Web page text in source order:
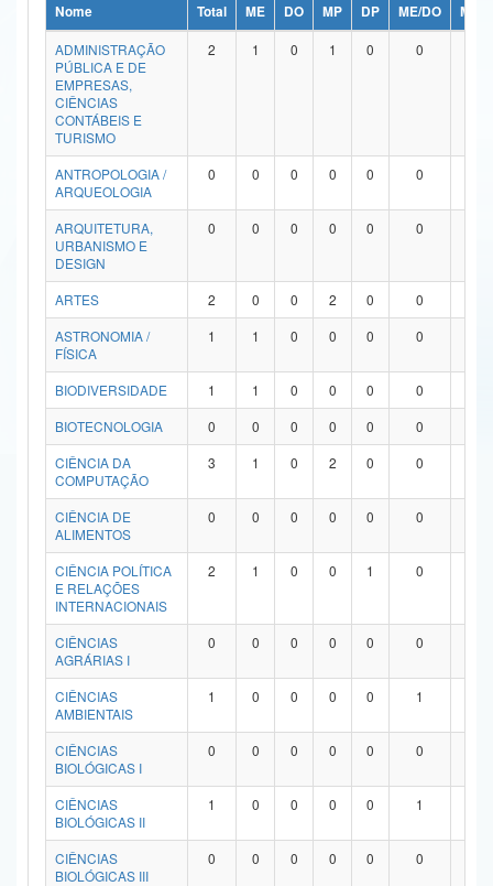
Ministério da Ciência, Tecnologia, Inovações e Comunicações
Ministério do Meio Ambiente
Ministério do Turismo
Ministério do Desenvolvimento Regional
Controladoria-Geral da União
Ministério da Mulher, da Família e dos Direitos Humanos
Secretaria de Governo
Advocacia-Geral da União
Banco Central do Brasil
Nome Total ME DO MP DP ME/DO
MP/
ADMINISTRAÇÃO
PÚBLICA E DE
EMPRESAS,
CIÊNCIAS
CONTÁBEIS E
TURISMO
2 1 0 1 0 0
ANTROPOLOGIA /
ARQUEOLOGIA
0 0 0 0 0 0
ARQUITETURA,
URBANISMO E
DESIGN
0 0 0 0 0 0
ARTES 2 0 0 2 0 0
ASTRONOMIA /
FÍSICA
1 1 0 0 0 0
BIODIVERSIDADE 1 1 0 0 0 0
BIOTECNOLOGIA
0 0 0 0 0 0
CIÊNCIA DA
COMPUTAÇÃO
3 1 0 2 0 0
CIÊNCIA DE
ALIMENTOS
0 0 0 0 0 0
CIÊNCIA POLÍTICA
E RELAÇÕES
INTERNACIONAIS
2 1 0 0 1 0
CIÊNCIAS
AGRÁRIAS I
0 0 0 0 0 0
CIÊNCIAS
AMBIENTAIS
1 0 0 0 0 1
CIÊNCIAS
BIOLÓGICAS I
0 0 0 0 0 0
CIÊNCIAS
BIOLÓGICAS II
1 0 0 0 0 1
CIÊNCIAS
BIOLÓGICAS III
0 0 0 0 0 0